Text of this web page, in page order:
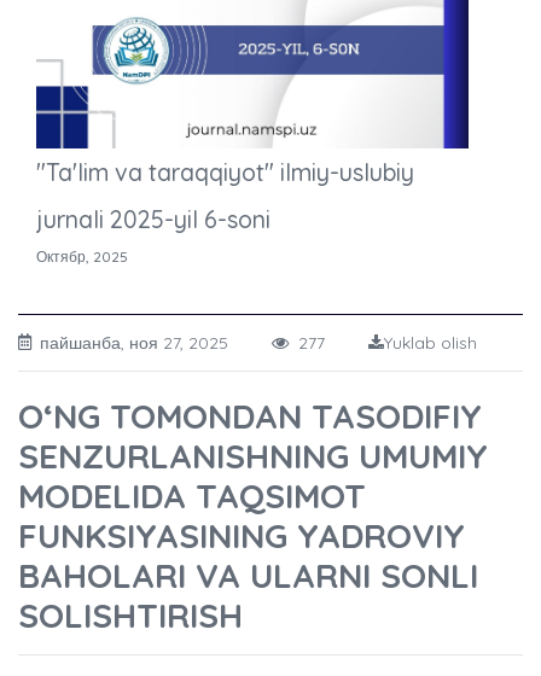
"Ta'lim va taraqqiyot" ilmiy-uslubiy
jurnali 2025-yil 6-soni
Октябр, 2025
пайшанба, ноя 27, 2025 277 Yuklab olish
O‘NG TOMONDAN TASODIFIY
SENZURLANISHNING UMUMIY
MODELIDA TAQSIMOT
FUNKSIYASINING YADROVIY
BAHOLARI VA ULARNI SONLI
SOLISHTIRISH